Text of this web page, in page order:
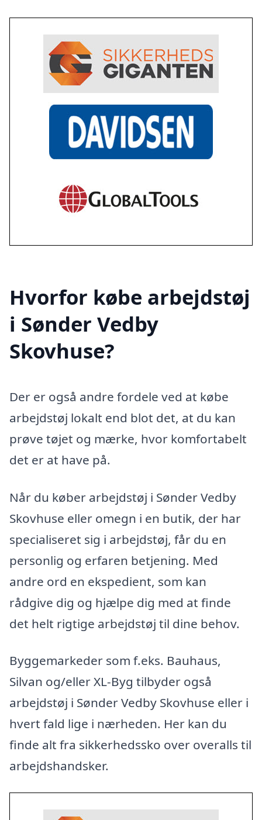
Hvorfor købe arbejdstøj
i Sønder Vedby
Skovhuse?
Der er også andre fordele ved at købe
arbejdstøj lokalt end blot det, at du kan
prøve tøjet og mærke, hvor komfortabelt
det er at have på.
Når du køber arbejdstøj i Sønder Vedby
Skovhuse eller omegn i en butik, der har
specialiseret sig i arbejdstøj, får du en
personlig og erfaren betjening. Med
andre ord en ekspedient, som kan
rådgive dig og hjælpe dig med at finde
det helt rigtige arbejdstøj til dine behov.
Byggemarkeder som f.eks. Bauhaus,
Silvan og/eller XL-Byg tilbyder også
arbejdstøj i Sønder Vedby Skovhuse eller i
hvert fald lige i nærheden. Her kan du
finde alt fra sikkerhedssko over overalls til
arbejdshandsker.